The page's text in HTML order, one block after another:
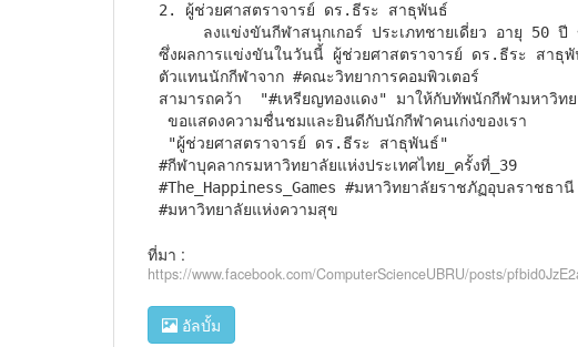
2. ผู้ช่วยศาสตราจารย์ ดร.ธีระ สาธุพันธ์
ซึ่งผลการแข่งขันในวันนี้ ผู้ช่วยศาสตราจารย์ ดร.ธีระ สาธุ
ตัวแทนนักกีฬาจาก #คณะวิทยาการคอมพิวเตอร์
สามารถคว้า  "#เหรียญทองแดง" มาให้กับทัพนักกีฬามหาวิท
#กีฬาบุคลากรมหาวิทยาลัยแห่งประเทศไทย_ครั้งที่_39
#The_Happiness_Games #มหาวิทยาลัยราชภัฏอุบลราชธานี
#มหาวิทยาลัยแห่งความสุข
ที่มา :
https://www.facebook.com/ComputerScienceUBRU/posts/
อัลบั้ม